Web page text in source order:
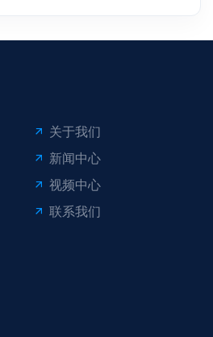
关于我们
新闻中心
视频中心
联系我们